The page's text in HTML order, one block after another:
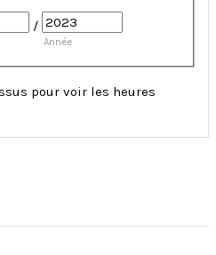
/
Année
pour voir les heures